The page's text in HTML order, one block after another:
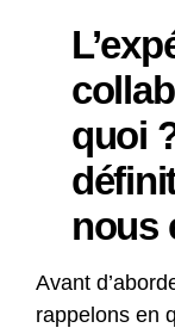
quoi
nous
Avant
rappelons en